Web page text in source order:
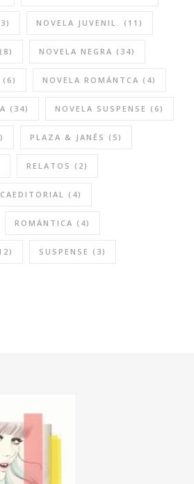
NOVELA JUVENIL. (11)
(8) NOVELA NEGRA (34)
(6) NOVELA ROMÁNTCA (4)
(34) NOVELA SUSPENSE (6)
PLAZA & JANÉS (5)
RELATOS (2)
(4)
ROMÁNTICA (4)
SUSPENSE (3)